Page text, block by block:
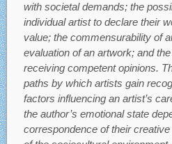
with societal demands; the
individual artist to declare their
value; the commensurability of
evaluation of an artwork; and
receiving competent opinions.
paths by which artists gain
factors influencing an artist’s
the author’s emotional state
correspondence of their